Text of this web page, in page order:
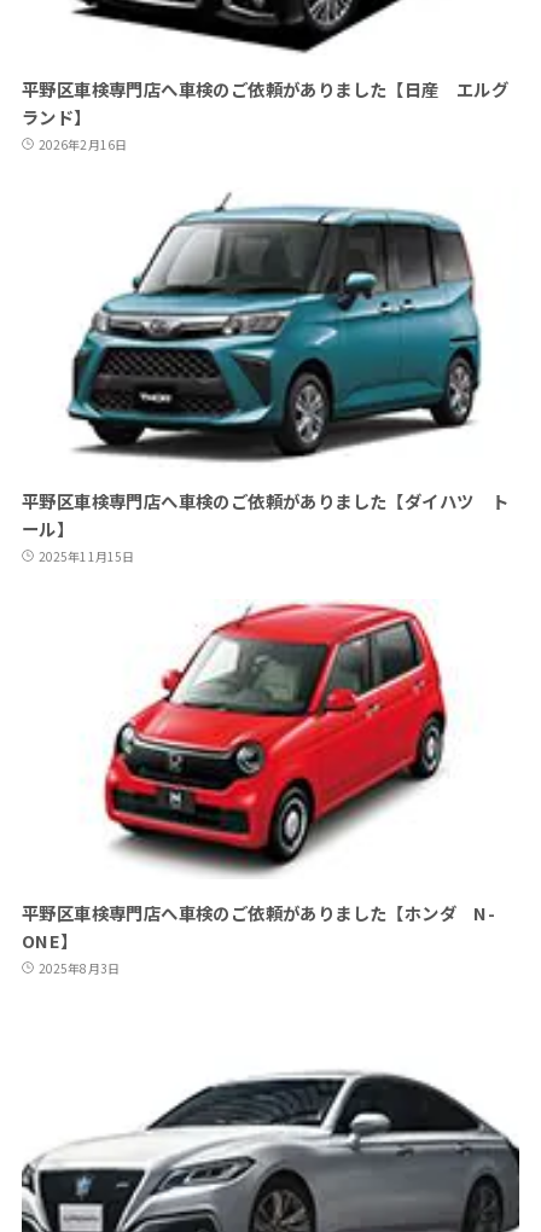
平野区車検専門店へ車検のご依頼がありました【日産 エルグ
ランド】
2026年2月16日
平野区車検専門店へ車検のご依頼がありました【ダイハツ ト
ール】
2025年11月15日
平野区車検専門店へ車検のご依頼がありました【ホンダ N-
ONE】
2025年8月3日